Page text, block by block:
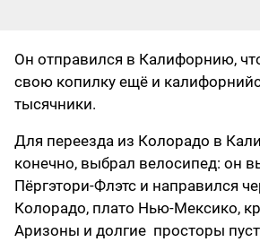
Он отправился в Калифорнию,
свою копилку ещё и
тысячники.
Для переезда из Колорадо в
конечно, выбрал велосипед: он
Пёргэтори-Флэтс и направился
Колорадо, плато Нью-Мексико,
Аризоны и долгие просторы